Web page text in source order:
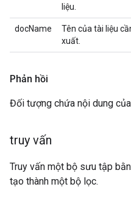
liệu.
docName
Tên của tài liệu
xuất.
Phản hồi
Đối tượng chứa nội dung
truy vấn
Truy vấn một bộ sưu tập
tạo thành một bộ lọc.